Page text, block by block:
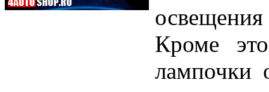
Кроме
лампочки